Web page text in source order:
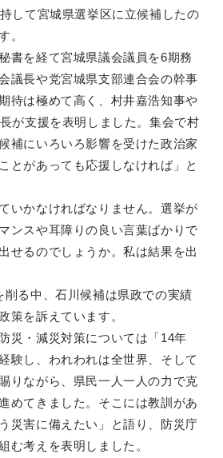
して宮城県選挙区に立候補したの
。
書を経て宮城県議会議員を6期務
議長や党宮城県支部連合会の幹事
待は極めて高く、村井嘉浩知事や
が支援を表明しました。集会で村
補にいろいろ影響を受けた政治家
とがあっても応援しなければ」と
いかなければなりません。選挙が
ンスや耳障りの良い言葉ばかりで
せるのでしょうか。私は結果を出
削る中、石川候補は県政での実績
策を訴えています。
災・減災対策については「14年
験し、われわれは全世界、そして
りながら、県民一人一人の力で克
めてきました。そこには教訓があ
災害に備えたい」と語り、防災庁
む考えを表明しました。